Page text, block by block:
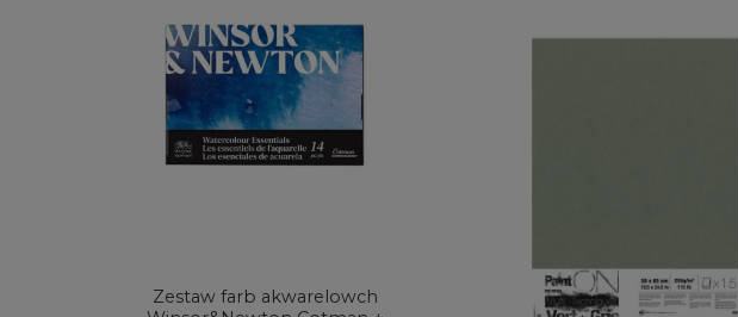
Zestaw farb akwarelowch
Zestaw farb akrylowych Winsor